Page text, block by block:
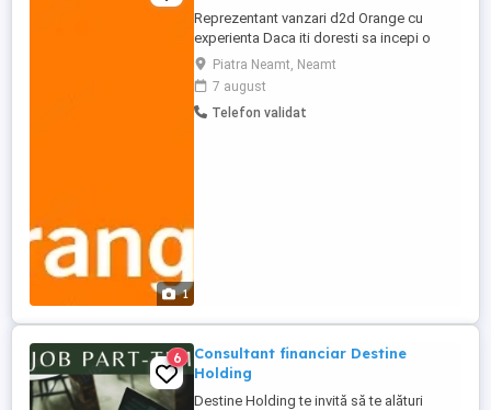
1
Reprezentant vanzari d2d Orange cu
experienta Daca iti doresti sa incepi o
cariera in domeniul vanzarilor de tip
door2door, sau daca ai deja experienta in
acest domeniu insa angajatorii initiali nu
te-au multumit desi ai fost corect cu ei si
Piatra Neamt, Neamt
7 august
Telefon validat
6
Consultant financiar Destine
Holding
Destine Holding te invită să te alături